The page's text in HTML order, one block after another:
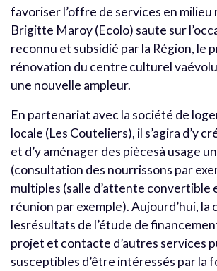
favoriser l’offre de services en milieu
Brigitte Maroy (Ecolo) saute sur
reconnu et subsidié par la Région, le
rénovation du centre culturel
une nouvelle ampleur.
En partenariat avec la société de
locale (Les Couteliers), il s’agira d’y
et d’y aménager des piècesà usage
(consultation des nourrissons par
multiples (salle d’attente convertible
réunion par exemple). Aujourd’hui, la
lesrésultats de l’étude de
projet et contacte d’autres services
susceptibles d’être intéressés par la